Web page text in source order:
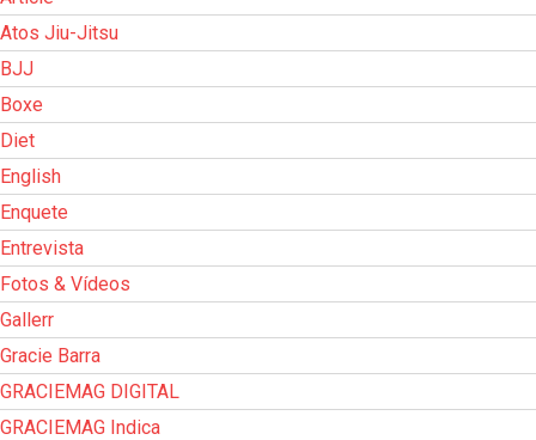
Atos Jiu-Jitsu
BJJ
Boxe
Diet
English
Enquete
Entrevista
Fotos & Vídeos
Gallerr
Gracie Barra
GRACIEMAG DIGITAL
GRACIEMAG Indica